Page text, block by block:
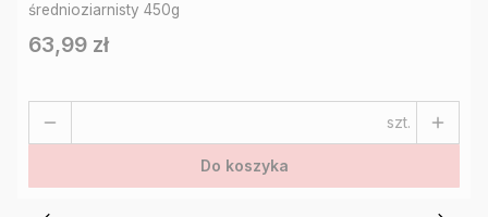
średnioziarnisty 450g
Cena
63,99 zł
szt.
Do koszyka